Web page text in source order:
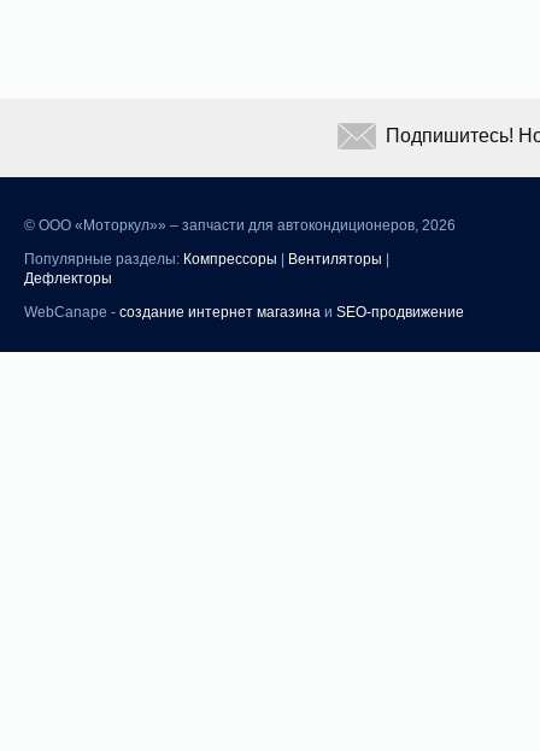
© ООО «Моторкул»» – запчасти для автокондиционеров, 2026
Популярные разделы: Компрессоры Вентиляторы
Дефлекторы
WebCanape - создание интернет магазина и SEO-продвижение
Подпишитесь!